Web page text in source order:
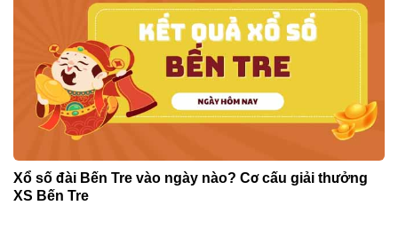
Xổ số đài Bến Tre vào ngày nào? Cơ cấu giải thưởng
XS Bến Tre